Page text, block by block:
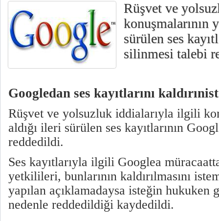
Rüşvet ve
konuşmalarının
sürülen ses
silinmesi talebi
Googledan ses kayıtlarını
Rüşvet ve yolsuzluk iddialarıyla ilgili
aldığı ileri sürülen ses kayıtlarının
reddedildi.
Ses kayıtlarıyla ilgili Googlea
yetkilileri, bunlarının kaldırılmasını
yapılan açıklamadaysa isteğin hukuken
nedenle reddedildiği kaydedildi.